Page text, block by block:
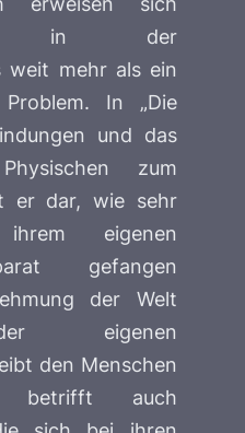
in der
weit mehr als ein
In „Die
und das
zum
er dar, wie sehr
eigenen
gefangen
der Welt
eigenen
den Menschen
betrifft auch